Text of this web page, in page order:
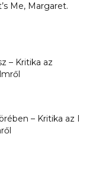
Me, Margaret.
– Kritika az
– Kritika az I